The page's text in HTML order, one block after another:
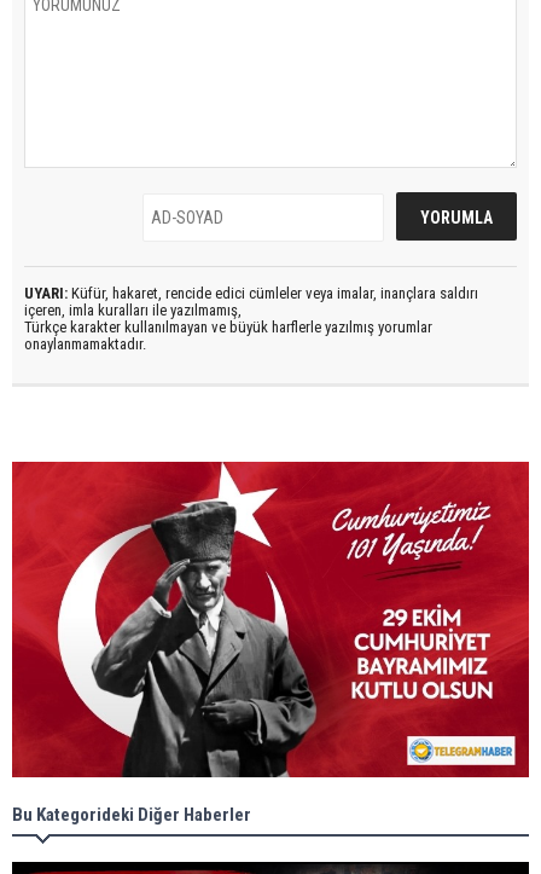
UYARI: Küfür, hakaret, rencide edici cümleler veya imalar, inançlara saldırı
içeren, imla kuralları ile yazılmamış,
Türkçe karakter kullanılmayan ve büyük harflerle yazılmış yorumlar
onaylanmamaktadır.
Bu Kategorideki Diğer Haberler